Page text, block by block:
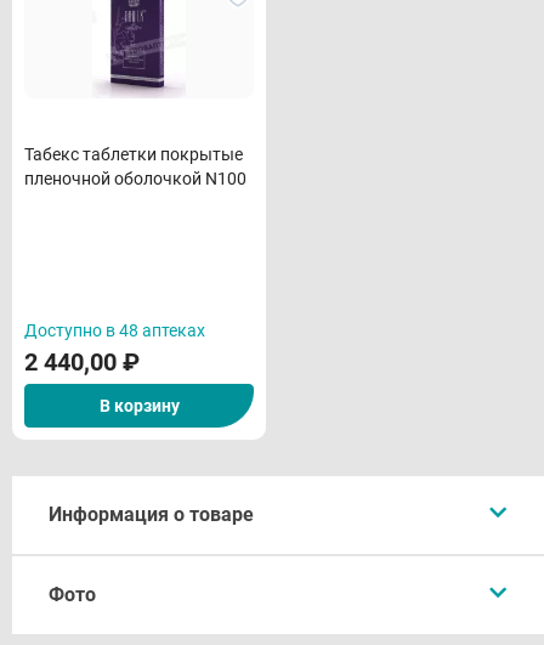
Табекс таблетки покрытые
пленочной оболочкой N100
Доступно в 48 аптеках
2 440,00 ₽
В корзину
Информация о товаре
Фото